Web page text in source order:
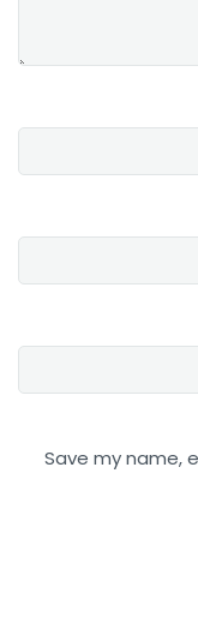
Save my name,